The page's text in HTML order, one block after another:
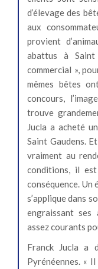
d’élevage des
aux
provient
abattus à
commercial »,
mêmes bêtes
concours,
trouve
Jucla a acheté
Saint Gaudens.
vraiment au
conditions, il
conséquence. Un
s’applique dans
engraissant
assez courants
Franck Jucla a
Pyrénéennes. «